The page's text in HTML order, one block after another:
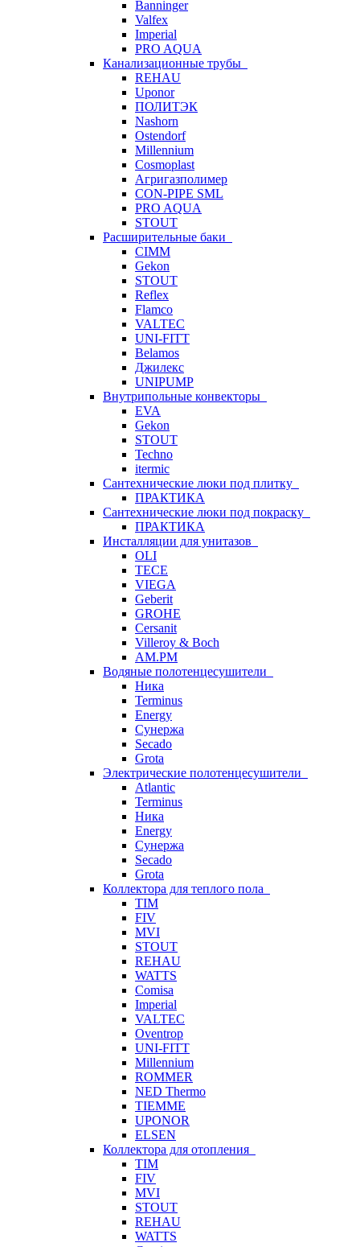
Banninger
Valfex
Imperial
PRO AQUA
Канализационные трубы
REHAU
Uponor
ПОЛИТЭК
Nashorn
Ostendorf
Millennium
Cosmoplast
Агригазполимер
CON-PIPE SML
PRO AQUA
STOUT
Расширительные баки
CIMM
Gekon
STOUT
Reflex
Flamco
VALTEC
UNI-FITT
Belamos
Джилекс
UNIPUMP
Внутрипольные конвекторы
EVA
Gekon
STOUT
Techno
itermic
Сантехнические люки под плитку
ПРАКТИКА
Сантехнические люки под покраску
ПРАКТИКА
Инсталляции для унитазов
OLI
TECE
VIEGA
Geberit
GROHE
Cersanit
Villeroy & Boch
AM.PM
Водяные полотенцесушители
Ника
Terminus
Energy
Сунержа
Secado
Grota
Электрические полотенцесушители
Atlantic
Terminus
Ника
Energy
Сунержа
Secado
Grota
Коллектора для теплого пола
TIM
FIV
MVI
STOUT
REHAU
WATTS
Comisa
Imperial
VALTEC
Oventrop
UNI-FITT
Millennium
ROMMER
NED Thermo
TIEMME
UPONOR
ELSEN
Коллектора для отопления
TIM
FIV
MVI
STOUT
REHAU
WATTS